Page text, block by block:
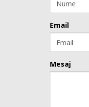
Email
Mesaj